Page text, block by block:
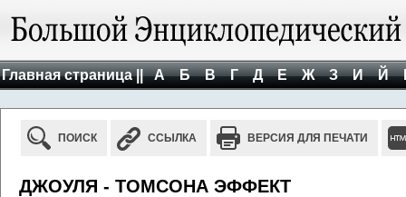
Главная страница || А Б В Г Д Е Ж З И Й
ПОИСК ССЫЛКА ВЕРСИЯ ДЛЯ ПЕЧАТИ
ДЖОУЛЯ - ТОМСОНА ЭФФЕКТ